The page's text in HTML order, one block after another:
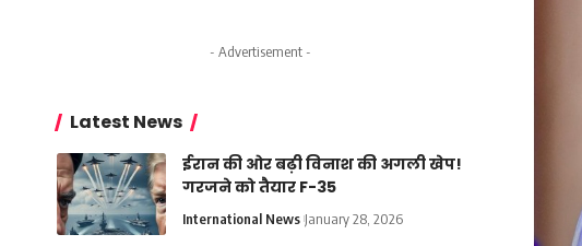
- Advertisement -
Latest News
ईरान की ओर बढ़ी विनाश की अगली खेप!
गरजने को तैयार F-35
International News January 28, 2026